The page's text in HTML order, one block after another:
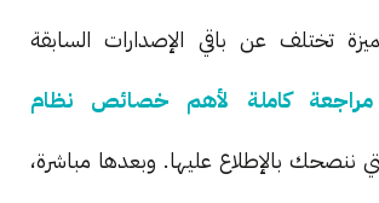
تختلف عن باقي الإصدارات السابقة
مراجعة كاملة لأهم خصائص نظام
ننصحك بالإطلاع عليها. وبعدها مباشرة،